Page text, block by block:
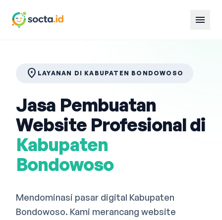
menu
location_on LAYANAN DI KABUPATEN BONDOWOSO
Jasa Pembuatan
Website Profesional di
Kabupaten
Bondowoso
Mendominasi pasar digital Kabupaten
Bondowoso. Kami merancang website